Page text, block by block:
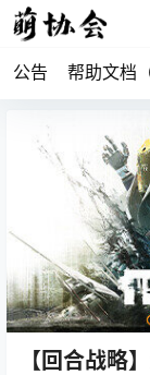
公告 帮助文档
【回合战略